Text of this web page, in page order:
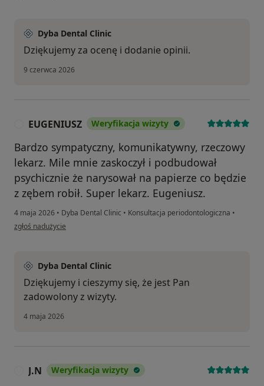
Dyba Dental Clinic
Dziękujemy za ocenę i dodanie opinii.
9 czerwca 2026
EUGENIUSZ Weryfikacja wizyty
Bardzo sympatyczny, komunikatywny, rzeczowy
lekarz. Mile mnie zaskoczył i podbudował
psychicznie że narysował na papierze co będzie
z zębem robił. Super lekarz. Eugeniusz.
4 maja 2026 • Dyba Dental Clinic • Konsultacja periodontologiczna •
w opinii użytkownika EUGENIUSZ
zgłoś nadużycie
Dyba Dental Clinic
Dziękujemy i cieszymy się, że jest Pan
zadowolony z wizyty.
4 maja 2026
J.N Weryfikacja wizyty